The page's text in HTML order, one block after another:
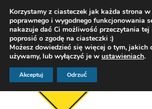
Przejdź
do
nawigacji
Przejdź
do
treści
Korzystamy z ciasteczek jak każda strona
poprawnego i wygodnego funkcjonowania
nakazuje dać Ci możliwość przeczytania
poprosić o zgodę na ciasteczki :)
Możesz dowiedzieć się więcej o tym, jakich
używamy, lub wyłączyć je w ustawieniach.
Akceptuj Odrzuć